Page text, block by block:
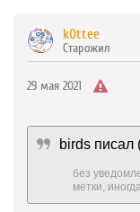
k0ttee
Старожил
29 мая 2021
birds писал
без
метки,